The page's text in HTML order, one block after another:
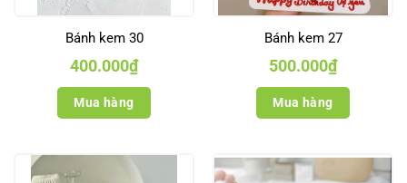
Bánh kem 30
400.000₫
Mua hàng
Bánh kem 27
500.000₫
Mua hàng